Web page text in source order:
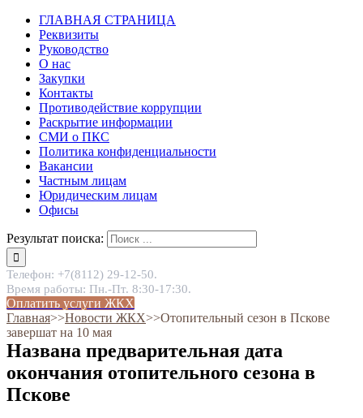
ГЛАВНАЯ СТРАНИЦА
Реквизиты
Руководство
О нас
Закупки
Контакты
Противодействие коррупции
Раскрытие информации
СМИ о ПКС
Политика конфиденциальности
Вакансии
Частным лицам
Юридическим лицам
Офисы
Результат поиска:
Телефон: +7(8112) 29-12-50.
Время работы: Пн.-Пт. 8:30-17:30.
Оплатить услуги ЖКХ
Главная˃˃Новости ЖКХ˃˃Отопительный сезон в Пскове
завершат на 10 мая
Названа предварительная дата
окончания отопительного сезона в
Пскове